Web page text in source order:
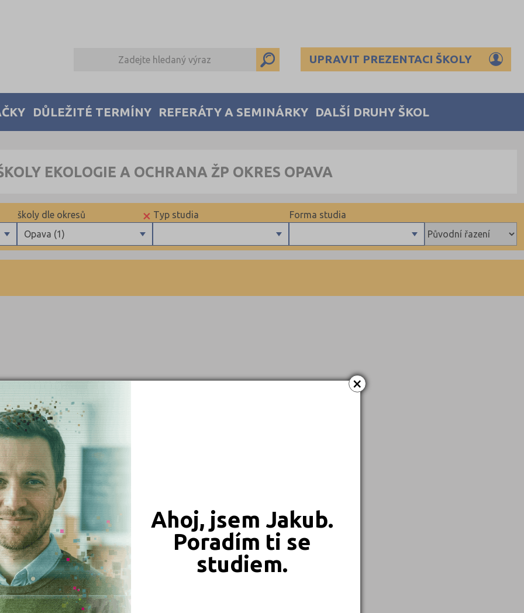
×
Ahoj, jsem Jakub.
Poradím ti se
studiem.
UPRAVIT PREZENTACI ŠKOLY
DŮLEŽITÉ TERMÍNY REFERÁTY A SEMINÁRKY DALŠÍ DRUHY ŠKOL
EKOLOGIE A OCHRANA ŽP OKRES OPAVA
Forma studia
Typ studia
×
Opava (1)
školy dle okresů
Česká Lípa (1)
Jihlava (2)
Jindřichův Hradec (1)
Karlovy Vary (1)
Karviná (1)
Klatovy (1)
Liberec (1)
Most (1)
Nový Jičín (1)
Olomouc (2)
Opava (1)
Písek (1)